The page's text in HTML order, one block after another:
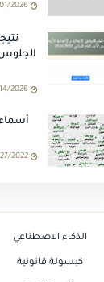
2026
الجلوس
2026
أسماء
2022
الذكاء الاصطناعي
كبسولة قانونية